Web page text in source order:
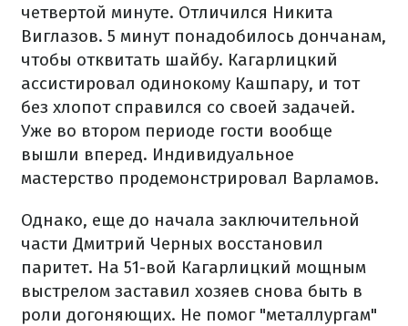
четвертой минуте. Отличился Никита
Виглазов. 5 минут понадобилось дончанам,
чтобы отквитать шайбу. Кагарлицкий
ассистировал одинокому Кашпару, и тот
без хлопот справился со своей задачей.
Уже во втором периоде гости вообще
вышли вперед. Индивидуальное
мастерство продемонстрировал Варламов.
Однако, еще до начала заключительной
части Дмитрий Черных восстановил
паритет. На 51-вой Кагарлицкий мощным
выстрелом заставил хозяев снова быть в
роли догоняющих. Не помог "металлургам"